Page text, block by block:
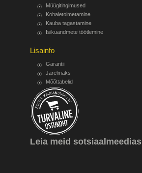
Müügitingimused
Kohaletoimetamine
Kauba tagastamine
Isikuandmete töötlemine
Lisainfo
Garantii
Järelmaks
Mõõttabelid
Leia meid sotsiaalmeedias